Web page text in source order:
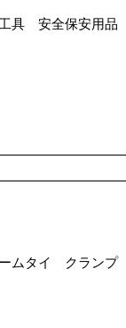
具 安全保安用
ムタイ クラン